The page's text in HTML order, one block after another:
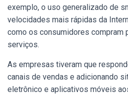
exemplo, o uso generalizado de
velocidades mais rápidas da
como os consumidores compram
serviços.
As empresas tiveram que
canais de vendas e adicionando
eletrônico e aplicativos móveis